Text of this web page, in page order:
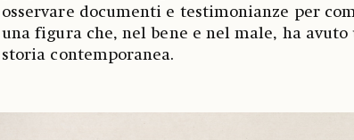
osservare documenti e testimonianze per
una figura che, nel bene e nel male, ha
storia contemporanea.